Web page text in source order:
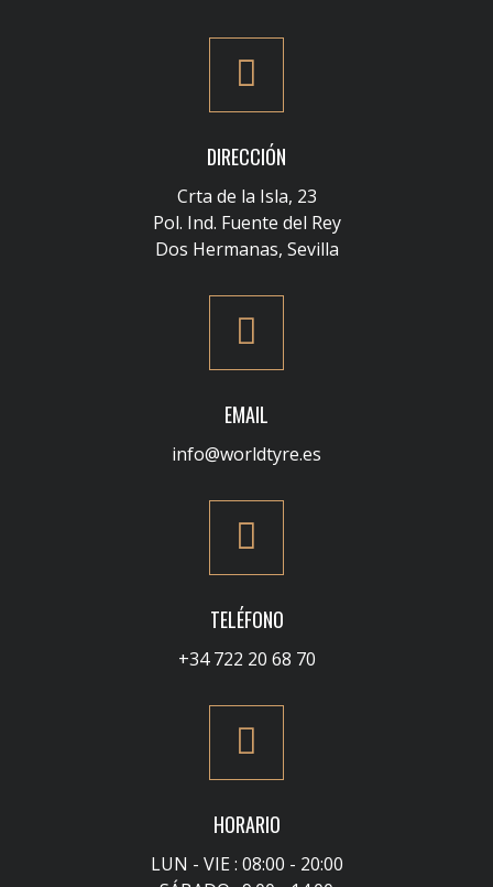
DIRECCIÓN
Crta de la Isla, 23
Pol. Ind. Fuente del Rey
Dos Hermanas, Sevilla
EMAIL
info@worldtyre.es
TELÉFONO
+34 722 20 68 70
HORARIO
LUN - VIE : 08:00 - 20:00